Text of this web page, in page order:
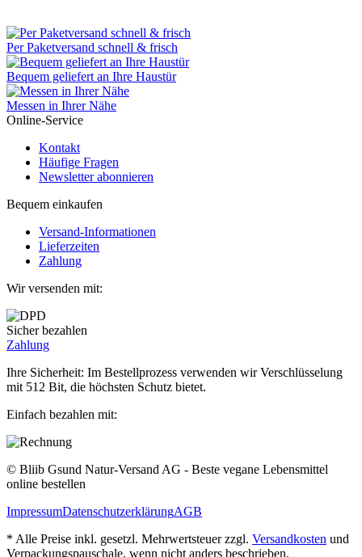
Per Paketversand schnell & frisch
Bequem geliefert an Ihre Haustür
Messen in Ihrer Nähe
Online-Service
Kontakt
Häufige Fragen
Newsletter abonnieren
Bequem einkaufen
Versand-Informationen
Lieferzeiten
Zahlung
Wir versenden mit:
Sicher bezahlen
Zahlung
Ihre Sicherheit: Im Bestellprozess verwenden wir Verschlüsselung
mit 512 Bit, die höchsten Schutz bietet.
Einfach bezahlen mit:
© Bliib Gsund Natur-Versand AG - Beste vegane Lebensmittel
online bestellen
ImpressumDatenschutzerklärungAGB
* Alle Preise inkl. gesetzl. Mehrwertsteuer zzgl. Versandkosten und
Verpackungspauschale, wenn nicht anders beschrieben.